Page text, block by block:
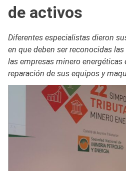
de activos
Diferentes especialistas dieron
en que deben ser reconocidas
las empresas minero
reparación de sus equipos y